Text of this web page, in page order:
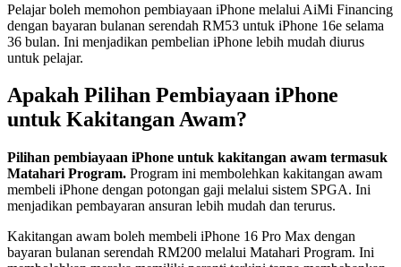
Pelajar boleh memohon pembiayaan iPhone melalui AiMi Financing
dengan bayaran bulanan serendah RM53 untuk iPhone 16e selama
36 bulan. Ini menjadikan pembelian iPhone lebih mudah diurus
untuk pelajar.
Apakah Pilihan Pembiayaan iPhone
untuk Kakitangan Awam?
Pilihan pembiayaan iPhone untuk kakitangan awam termasuk
Matahari Program. Program ini membolehkan kakitangan awam
membeli iPhone dengan potongan gaji melalui sistem SPGA. Ini
menjadikan pembayaran ansuran lebih mudah dan terurus.
Kakitangan awam boleh membeli iPhone 16 Pro Max dengan
bayaran bulanan serendah RM200 melalui Matahari Program. Ini